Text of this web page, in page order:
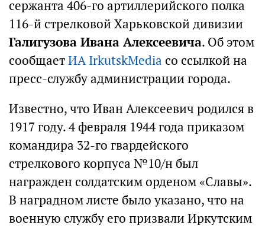
сержанта 406-го артиллерийского полка
116-й стрелковой Харьковской дивизии
Галигузова Ивана Алексеевича. Об этом
сообщаетИА IrkutskMedia со ссылкой на
пресс-службу администрации города.
Известно, что Иван Алексеевич родился в
1917 году. 4 февраля 1944 года приказом
командира 32-го гвардейского
стрелкового корпуса №10/н был
награжден солдатским орденом «Славы».
В наградном листе было указано, что на
военную службу его призвали Иркутским